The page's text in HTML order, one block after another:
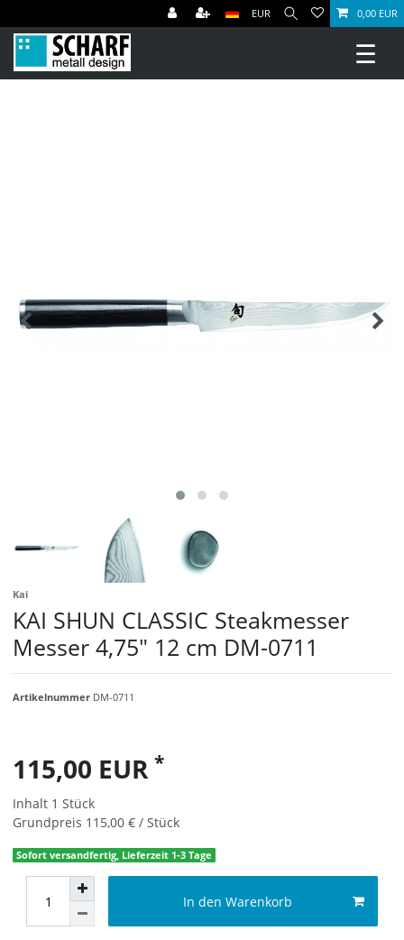
EUR 0,00 EUR
☰
Kai
KAI SHUN CLASSIC Steakmesser
Messer 4,75" 12 cm DM-0711
Artikelnummer DM-0711
115,00 EUR *
Inhalt 1 Stück
Grundpreis 115,00 € / Stück
Sofort versandfertig, Lieferzeit 1-3 Tage
In den Warenkorb